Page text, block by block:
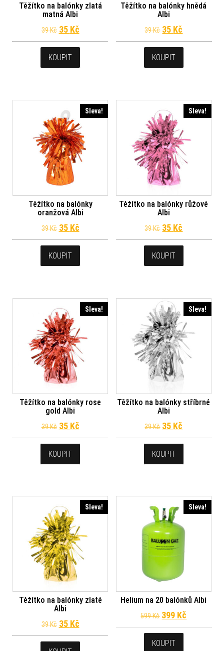
Těžítko na balónky zlatá
matná Albi
39Kč Původní cena byla: 39 Kč.
35 KčAktuální cena je: 35 Kč.
KOUPIT
Těžítko na balónky hnědá
Albi
39Kč Původní cena
35 Kč
KOUPIT
Sleva!
Těžítko na balónky
oranžová Albi
39Kč Původní cena byla: 39 Kč.
35 KčAktuální cena je: 35 Kč.
KOUPIT
Sleva!
Těžítko na balónky růžové
Albi
39Kč Původní cena
35 Kč
KOUPIT
Sleva!
Těžítko na balónky rose
gold Albi
39Kč Původní cena byla: 39 Kč.
35 KčAktuální cena je: 35 Kč.
KOUPIT
Sleva!
Těžítko na balónky stříbrné
Albi
39Kč Původní cena
35 Kč
KOUPIT
Sleva!
Těžítko na balónky zlaté
Albi
39Kč Původní cena byla: 39 Kč.
35 KčAktuální cena je: 35 Kč.
Sleva!
Helium na 20 balónků Albi
599Kč Původní cena
399 Kč
KOUPIT